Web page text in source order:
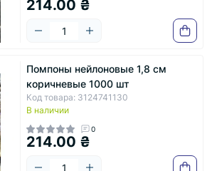
214.00 ₴
Помпоны нейлоновые 1,8 см
коричневые 1000 шт
Код товара: 3124741130
В наличии
0
214.00 ₴